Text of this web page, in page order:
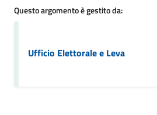
Questo argomento è gestito da:
Ufficio Elettorale e Leva